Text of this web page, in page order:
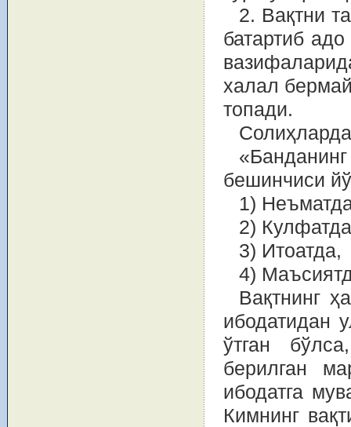
2. Вақтни
батартиб
халал
топади.
бешинчиси
1)
2)
3) Итоатда,
4)
Вақтнинг
ибодатидан
ўтган
берилган
ибодатга
Кимнинг